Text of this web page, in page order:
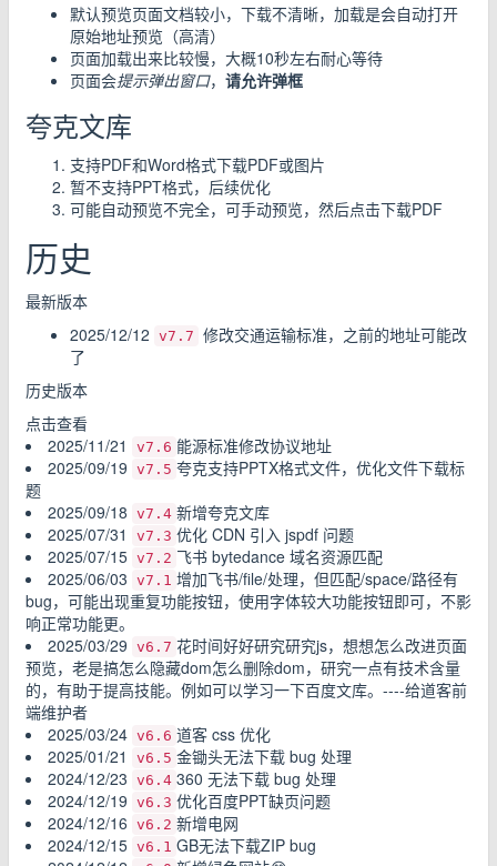
默认预览页面文档较小，下载不清晰，加载是会自动打开
原始地址预览（高清）
页面加载出来比较慢，大概10秒左右耐心等待
页面会提示弹出窗口， 请允许弹框
夸克文库
支持PDF和Word格式下载PDF或图片
暂不支持PPT格式，后续优化
可能自动预览不完全，可手动预览，然后点击下载PDF
历史
最新版本
2025/12/12 v7.7 修改交通运输标准，之前的地址可能改
了
历史版本
点击查看
2025/11/21
v7.6 能源标准修改协议地址
2025/09/19 v7.5 夸克支持PPTX格式文件，优化文件下载标
题
2025/09/18 v7.4 新增夸克文库
2025/07/31
v7.3 优化 CDN 引入 jspdf 问题
2025/07/15 v7.2 飞书 bytedance 域名资源匹配
2025/06/03 v7.1 增加飞书/file/处理，但匹配/space/路径有
bug，可能出现重复功能按钮，使用字体较大功能按钮即可，不影
响正常功能更。
2025/03/29 v6.7 花时间好好研究研究js，想想怎么改进页面
预览，老是搞怎么隐藏dom怎么删除dom，研究一点有技术含量
的，有助于提高技能。例如可以学习一下百度文库。----给道客前
端维护者
2025/03/24 v6.6 道客 css 优化
2025/01/21
v6.5 金锄头无法下载 bug 处理
2024/12/23 v6.4 360 无法下载 bug 处理
2024/12/19 v6.3 优化百度PPT缺页问题
2024/12/16 v6.2 新增电网
2024/12/15 v6.1 GB无法下载ZIP bug